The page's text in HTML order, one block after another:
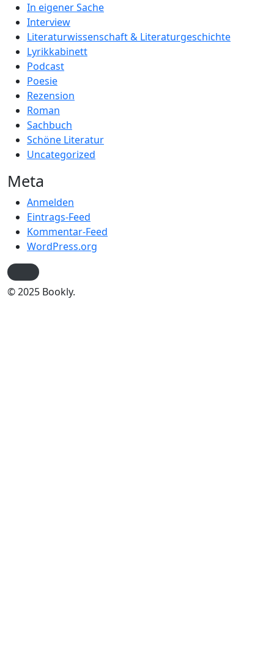
In eigener Sache
Interview
Literaturwissenschaft & Literaturgeschichte
Lyrikkabinett
Podcast
Poesie
Rezension
Roman
Sachbuch
Schöne Literatur
Uncategorized
Meta
Anmelden
Eintrags-Feed
Kommentar-Feed
WordPress.org
© 2025 Bookly.